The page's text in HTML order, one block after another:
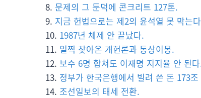
문제의 그 둔덕에 콘크리트 127톤.
지금 헌법으로는 제2의 윤석열 못 막는
1987년 체제 안 끝났다.
일찍 찾아온 개헌론과 동상이몽.
보수 6명 합쳐도 이재명 지지율 안 된
정부가 한국은행에서 빌려 쓴 돈 173조
조선일보의 태세 전환.